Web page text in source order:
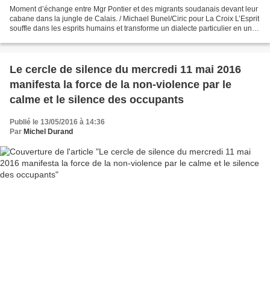
Moment d’échange entre Mgr Pontier et des migrants soudanais devant leur
cabane dans la jungle de Calais. / Michael Bunel/Ciric pour La Croix L’Esprit
souffle dans les esprits humains et transforme un dialecte particulier en une
Le cercle de silence du mercredi 11 mai 2016
manifesta la force de la non-violence par le
calme et le silence des occupants
Publié le 13/05/2016 à 14:36
Par Michel Durand